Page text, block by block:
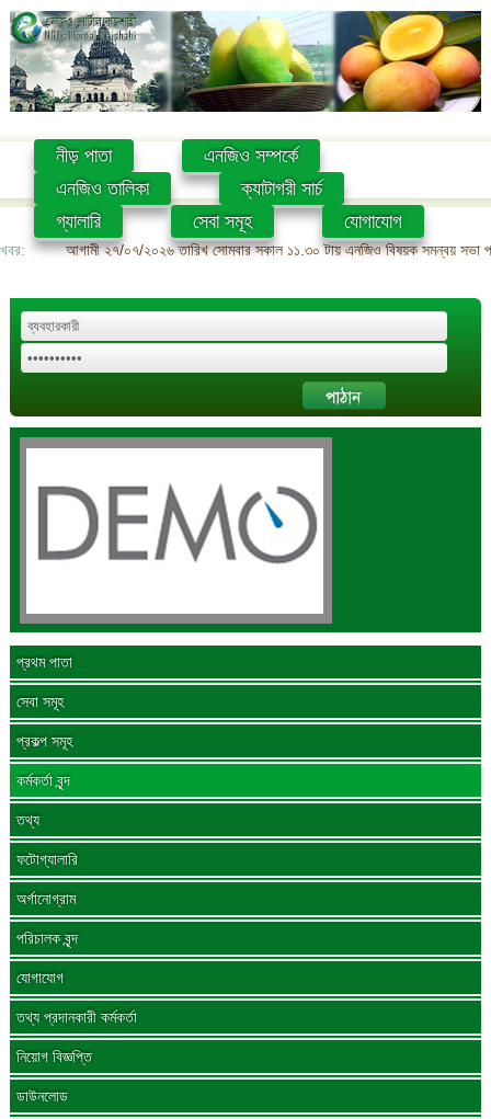
নীড় পাতা
এনজিও সম্পর্কে
এনজিও তালিকা
ক্যাটাগরী সার্চ
গ্যালারি
সেবা সমূহ যোগাযোগ
খবর: আগামী ২৭/০৭/২০২৬ তারিখ সোমবার সকাল ১১.৩০ টায় এনজিও বিষয়ক সমন্বয় সভা
প্রথম পাতা
সেবা সমূহ
প্রকল্প সমূহ
কর্মকর্তা বৃন্দ
তথ্য
ফটোগ্যালারি
অর্গানোগ্রাম
পরিচালক বৃন্দ
যোগাযোগ
তথ্য প্রদানকারী কর্মকর্তা
নিয়োগ বিজ্ঞপ্তি
ডাউনলোড